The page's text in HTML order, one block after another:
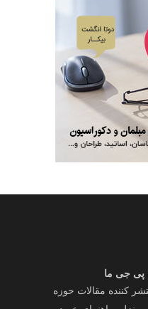
پی جی ما
کننده مقالات حوزه